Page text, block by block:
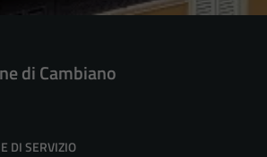
di Cambiano
DI SERVIZIO